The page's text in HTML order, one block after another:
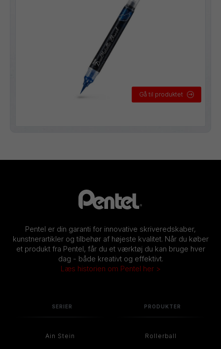
Gå til produktet
Pentel er din garanti for innovative skriveredskaber,
kunstnerartikler og tilbehør af højeste kvalitet. Når du køber
et produkt fra Pentel, får du et værktøj du kan bruge hver
dag - både kreativt og effektivt.
Læs historien om Pentel her >
SERIER
Ain Stein
PRODUKTER
Rollerball